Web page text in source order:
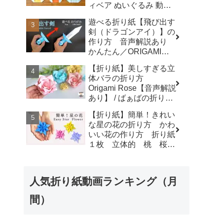
plaza
ィベア ぬいぐるみ 動物
animal◇ - おりがみぷら
ざ Origami-plaza
遊べる折り紙【飛び出す
剣（ドラゴンアイ）】の
作り方 音声解説あり
かんたん／ORIGAMI
with subtitles - Junの折
り紙
【折り紙】美しすぎる立
体バラの折り方
Origami Rose【音声解説
あり】 / ばぁばの折り紙
ネル
【折り紙】簡単！きれい
な星の花の折り方 かわ
いい花の作り方 折り紙
１枚 立体的 桃 桜
人気折り紙動画ランキング（月
間）